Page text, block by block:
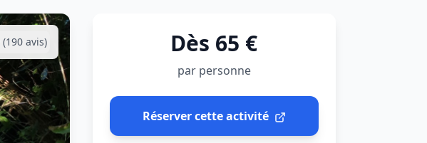
(190avis) Dès 65 €
par personne
Réserver cette activité